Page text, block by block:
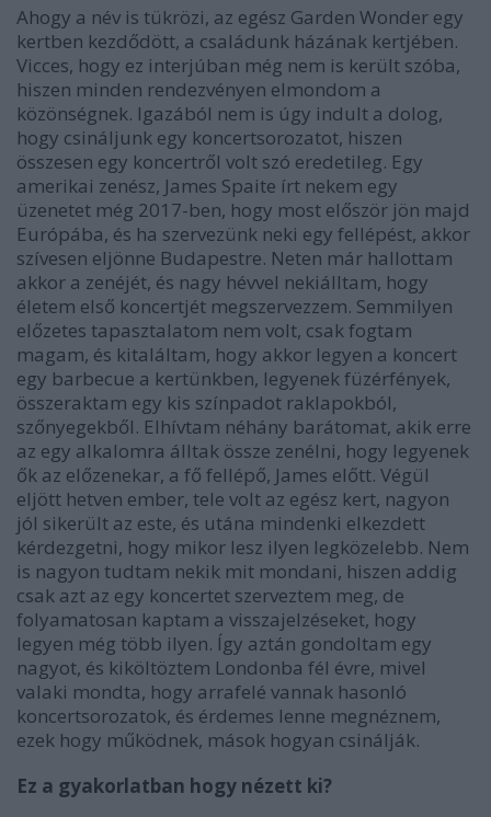
Ahogy a név is tükrözi, az egész Garden Wonder egy
kertben kezdődött, a családunk házának kertjében.
Vicces, hogy ez interjúban még nem is került szóba,
hiszen minden rendezvényen elmondom a
közönségnek. Igazából nem is úgy indult a dolog,
hogy csináljunk egy koncertsorozatot, hiszen
összesen egy koncertről volt szó eredetileg. Egy
amerikai zenész, James Spaite írt nekem egy
üzenetet még 2017-ben, hogy most először jön majd
Európába, és ha szervezünk neki egy fellépést, akkor
szívesen eljönne Budapestre. Neten már hallottam
akkor a zenéjét, és nagy hévvel nekiálltam, hogy
életem első koncertjét megszervezzem. Semmilyen
előzetes tapasztalatom nem volt, csak fogtam
magam, és kitaláltam, hogy akkor legyen a koncert
egy barbecue a kertünkben, legyenek füzérfények,
összeraktam egy kis színpadot raklapokból,
szőnyegekből. Elhívtam néhány barátomat, akik erre
az egy alkalomra álltak össze zenélni, hogy legyenek
ők az előzenekar, a fő fellépő, James előtt. Végül
eljött hetven ember, tele volt az egész kert, nagyon
jól sikerült az este, és utána mindenki elkezdett
kérdezgetni, hogy mikor lesz ilyen legközelebb. Nem
is nagyon tudtam nekik mit mondani, hiszen addig
csak azt az egy koncertet szerveztem meg, de
folyamatosan kaptam a visszajelzéseket, hogy
legyen még több ilyen. Így aztán gondoltam egy
nagyot, és kiköltöztem Londonba fél évre, mivel
valaki mondta, hogy arrafelé vannak hasonló
koncertsorozatok, és érdemes lenne megnéznem,
ezek hogy működnek, mások hogyan csinálják.
Ez a gyakorlatban hogy nézett ki?